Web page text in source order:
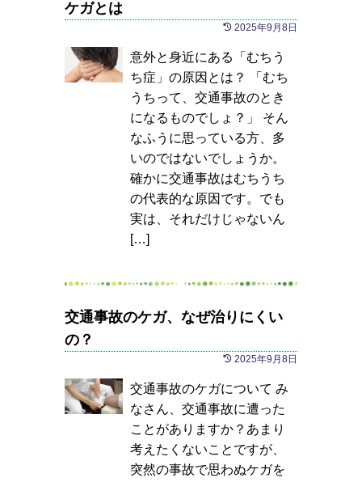
ケガとは
2025年9月8日
意外と身近にある「むちう
ち症」の原因とは？ 「むち
うちって、交通事故のとき
になるものでしょ？」 そん
なふうに思っている方、多
いのではないでしょうか。
確かに交通事故はむちうち
の代表的な原因です。でも
実は、それだけじゃないん
[…]
交通事故のケガ、なぜ治りにくい
の？
2025年9月8日
交通事故のケガについて み
なさん、交通事故に遭った
ことがありますか？あまり
考えたくないことですが、
突然の事故で思わぬケガを